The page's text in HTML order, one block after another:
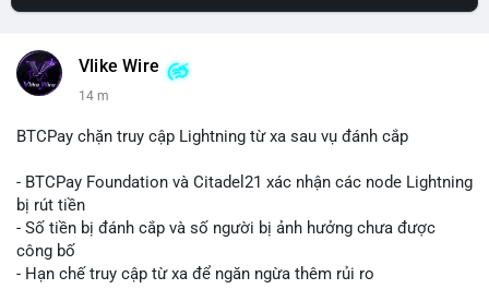
Vlike Wire
14 m
BTCPay chặn truy cập Lightning từ xa sau vụ đánh cắp
- BTCPay Foundation và Citadel21 xác nhận các node Lightning
bị rút tiền
- Số tiền bị đánh cắp và số người bị ảnh hưởng chưa được
công bố
- Hạn chế truy cập từ xa để ngăn ngừa thêm rủi ro